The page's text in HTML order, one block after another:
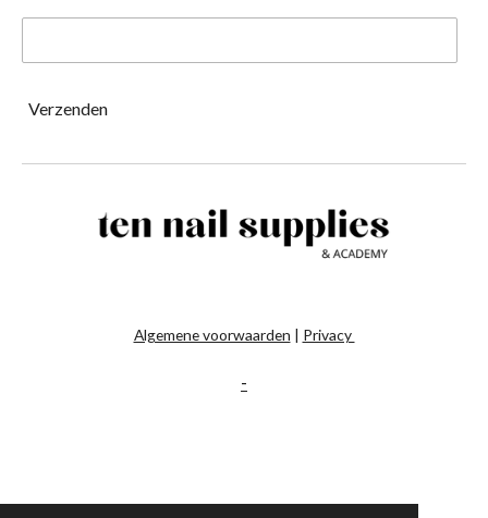
Verzenden
Algemene voorwaarden | Privacy
-